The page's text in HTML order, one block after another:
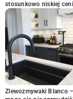
stosunkowo niskiej
Zlewozmywaki Blanco